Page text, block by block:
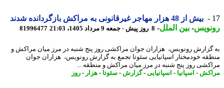
بیش از 48 هزار مهاجر غیرقانونی به مراکش بازگردانده شدند
-بین الملل-8 روز پیش - جمعه 9 مرداد 1405، 21:03 81996477
رونویس، هزاران جوان مراکشی روز پنج شنبه در مرز میان مراکش و
خودمختار اسپانیایی سئوتا تجمع به گزارش رونویس، هزاران جوان
روز پنج شنبه در مرز میان مراکش و منطقه ...
-اسپانیا-اسپانیایی-گزارش -سئوتا-هزار - روز